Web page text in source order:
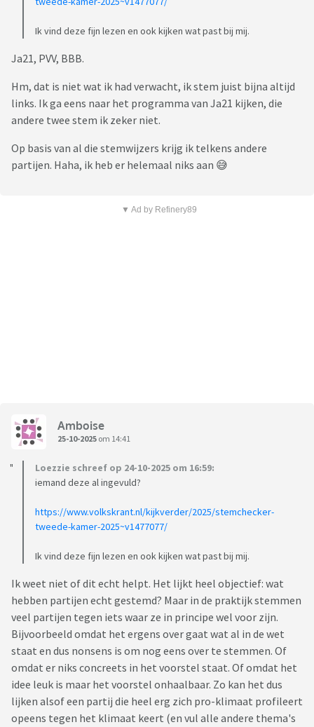
Ik vind deze fijn lezen en ook kijken wat past bij mij.
Ja21, PVV, BBB.
Hm, dat is niet wat ik had verwacht, ik stem juist bijna altijd
links. Ik ga eens naar het programma van Ja21 kijken, die
andere twee stem ik zeker niet.
Op basis van al die stemwijzers krijg ik telkens andere
partijen. Haha, ik heb er helemaal niks aan 😅
▼ Ad by Refinery89
Amboise
25-10-2025 om 14:41
Loezzie schreef op 24-10-2025 om 16:59:
iemand deze al ingevuld?
https://www.volkskrant.nl/kijkverder/2025/stemchecker-
tweede-kamer-2025~v1477077/
Ik vind deze fijn lezen en ook kijken wat past bij mij.
Ik weet niet of dit echt helpt. Het lijkt heel objectief: wat
hebben partijen echt gestemd? Maar in de praktijk stemmen
veel partijen tegen iets waar ze in principe wel voor zijn.
Bijvoorbeeld omdat het ergens over gaat wat al in de wet
staat en dus nonsens is om nog eens over te stemmen. Of
omdat er niks concreets in het voorstel staat. Of omdat het
idee leuk is maar het voorstel onhaalbaar. Zo kan het dus
lijken alsof een partij die heel erg zich pro-klimaat profileert
opeens tegen het klimaat keert (en vul alle andere thema's